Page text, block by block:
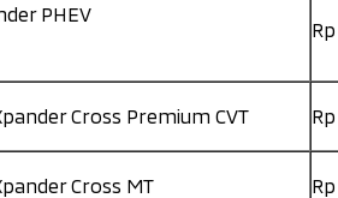
PHEV
Cross Premium CVT
Cross MT